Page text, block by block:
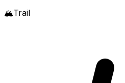
🏔️Trail